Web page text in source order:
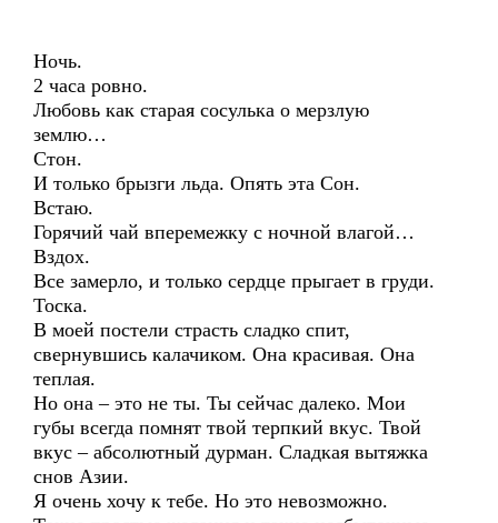
Ночь.
2 часа ровно.
Любовь как старая сосулька о мерзлую
землю…
Стон.
И только брызги льда. Опять эта Сон.
Встаю.
Горячий чай вперемежку с ночной влагой…
Вздох.
Все замерло, и только сердце прыгает в груди.
Тоска.
В моей постели страсть сладко спит,
свернувшись калачиком. Она красивая. Она
теплая.
Но она – это не ты. Ты сейчас далеко. Мои
губы всегда помнят твой терпкий вкус. Твой
вкус – абсолютный дурман. Сладкая вытяжка
снов Азии.
Я очень хочу к тебе. Но это невозможно.